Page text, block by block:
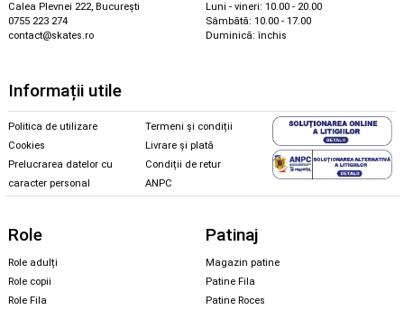
Calea Plevnei 222, București
0755 223 274
contact@skates.ro
Luni - vineri: 10.00 - 20.00
Sâmbătă: 10.00 - 17.00
Duminică: închis
Informații utile
Politica de utilizare
Cookies
Prelucrarea datelor cu
caracter personal
Termeni și condiții
Livrare și plată
Condiții de retur
ANPC
Role
Role adulți
Role copii
Role Fila
Patinaj
Magazin patine
Patine Fila
Patine Roces